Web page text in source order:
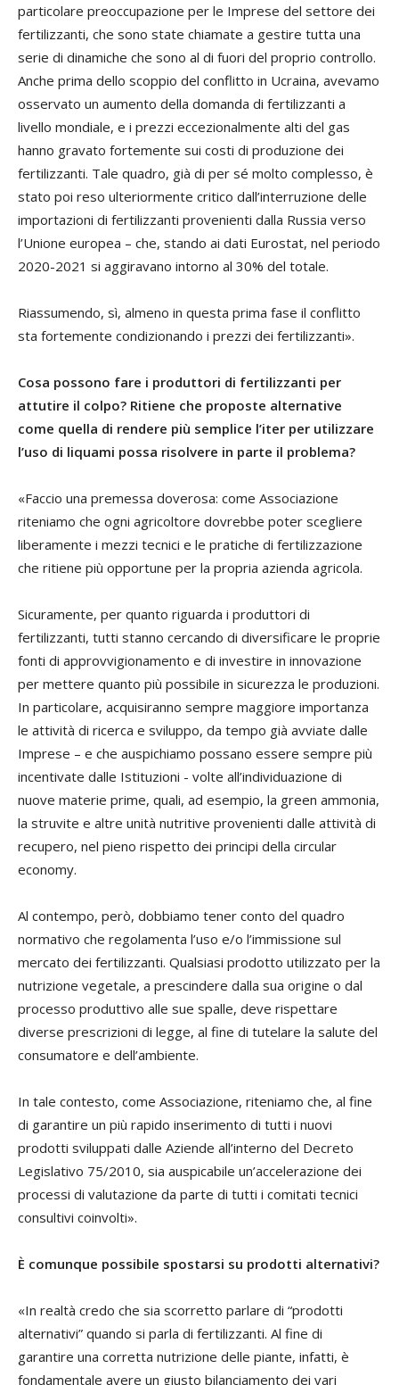
particolare preoccupazione per le Imprese del settore dei
fertilizzanti, che sono state chiamate a gestire tutta una
serie di dinamiche che sono al di fuori del proprio controllo.
Anche prima dello scoppio del conflitto in Ucraina, avevamo
osservato un aumento della domanda di fertilizzanti a
livello mondiale, e i prezzi eccezionalmente alti del gas
hanno gravato fortemente sui costi di produzione dei
fertilizzanti. Tale quadro, già di per sé molto complesso, è
stato poi reso ulteriormente critico dall’interruzione delle
importazioni di fertilizzanti provenienti dalla Russia verso
l’Unione europea – che, stando ai dati Eurostat, nel periodo
2020-2021 si aggiravano intorno al 30% del totale.
Riassumendo, sì, almeno in questa prima fase il conflitto
sta fortemente condizionando i prezzi dei fertilizzanti».
Cosa possono fare i produttori di fertilizzanti per
attutire il colpo? Ritiene che proposte alternative
come quella di rendere più semplice l’iter per utilizzare
l’uso di liquami possa risolvere in parte il problema?
«Faccio una premessa doverosa: come Associazione
riteniamo che ogni agricoltore dovrebbe poter scegliere
liberamente i mezzi tecnici e le pratiche di fertilizzazione
che ritiene più opportune per la propria azienda agricola.
Sicuramente, per quanto riguarda i produttori di
fertilizzanti, tutti stanno cercando di diversificare le proprie
fonti di approvvigionamento e di investire in innovazione
per mettere quanto più possibile in sicurezza le produzioni.
In particolare, acquisiranno sempre maggiore importanza
le attività di ricerca e sviluppo, da tempo già avviate dalle
Imprese – e che auspichiamo possano essere sempre più
incentivate dalle Istituzioni - volte all’individuazione di
nuove materie prime, quali, ad esempio, la green ammonia,
la struvite e altre unità nutritive provenienti dalle attività di
recupero, nel pieno rispetto dei principi della circular
economy.
Al contempo, però, dobbiamo tener conto del quadro
normativo che regolamenta l’uso e/o l’immissione sul
mercato dei fertilizzanti. Qualsiasi prodotto utilizzato per la
nutrizione vegetale, a prescindere dalla sua origine o dal
processo produttivo alle sue spalle, deve rispettare
diverse prescrizioni di legge, al fine di tutelare la salute del
consumatore e dell’ambiente.
In tale contesto, come Associazione, riteniamo che, al fine
di garantire un più rapido inserimento di tutti i nuovi
prodotti sviluppati dalle Aziende all’interno del Decreto
Legislativo 75/2010, sia auspicabile un’accelerazione dei
processi di valutazione da parte di tutti i comitati tecnici
consultivi coinvolti».
È comunque possibile spostarsi su prodotti alternativi?
«In realtà credo che sia scorretto parlare di “prodotti
alternativi” quando si parla di fertilizzanti. Al fine di
garantire una corretta nutrizione delle piante, infatti, è
fondamentale avere un giusto bilanciamento dei vari